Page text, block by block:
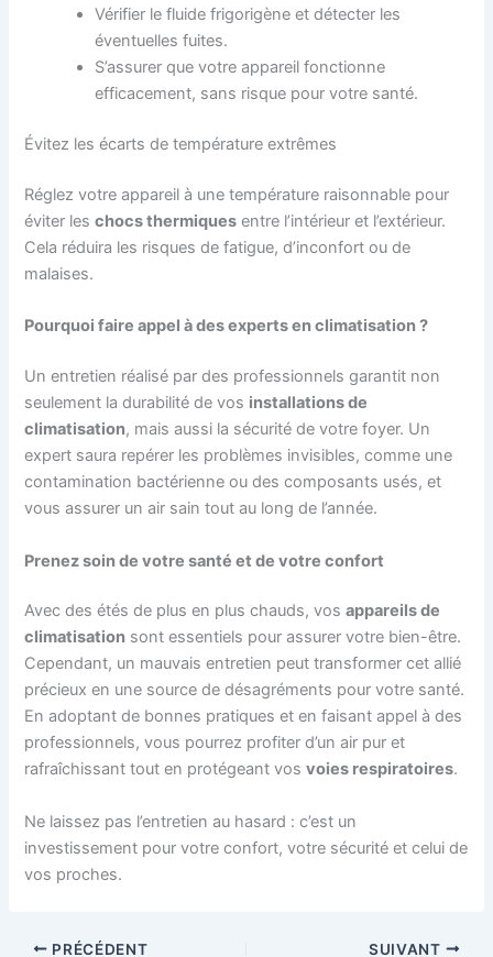
Vérifier le fluide frigorigène et détecter les
éventuelles fuites.
S’assurer que votre appareil fonctionne
efficacement, sans risque pour votre santé.
Évitez les écarts de température extrêmes
Réglez votre appareil à une température raisonnable pour
éviter leschocs thermiques entre l’intérieur et l’extérieur.
Cela réduira les risques de fatigue, d’inconfort ou de
malaises.
Pourquoi faire appel à des experts en climatisation ?
Un entretien réalisé par des professionnels garantit non
seulement la durabilité de vos installations de
climatisation, mais aussi la sécurité de votre foyer. Un
expert saura repérer les problèmes invisibles, comme une
contamination bactérienne ou des composants usés, et
vous assurer un air sain tout au long de l’année.
Prenez soin de votre santé et de votre confort
Avec des étés de plus en plus chauds, vosappareils de
climatisation sont essentiels pour assurer votre bien-être.
Cependant, un mauvais entretien peut transformer cet allié
précieux en une source de désagréments pour votre santé.
En adoptant de bonnes pratiques et en faisant appel à des
professionnels, vous pourrez profiter d’un air pur et
rafraîchissant tout en protégeant vosvoies respiratoires.
Ne laissez pas l’entretien au hasard : c’est un
investissement pour votre confort, votre sécurité et celui de
vos proches.
PRÉCÉDENT SUIVANT